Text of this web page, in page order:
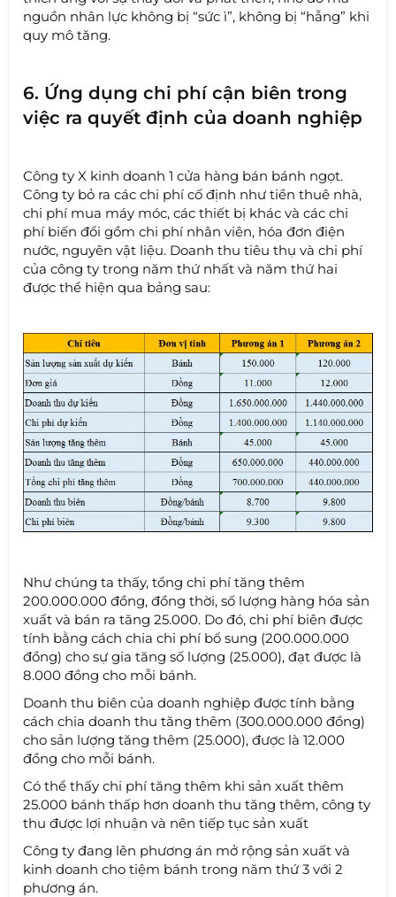
nguồn nhân lực không bị “sức ì”, không bị “hẫng” khi
quy mô tăng.
6. Ứng dụng chi phí cận biên trong
việc ra quyết định của doanh nghiệp
Công ty X kinh doanh 1 cửa hàng bán bánh ngọt.
Công ty bỏ ra các chi phí cố định như tiền thuê nhà,
chi phí mua máy móc, các thiết bị khác và các chi
phí biến đổi gồm chi phí nhân viên, hóa đơn điện
nước, nguyên vật liệu. Doanh thu tiêu thụ và chi phí
của công ty trong năm thứ nhất và năm thứ hai
được thể hiện qua bảng sau:
Như chúng ta thấy, tổng chi phí tăng thêm
200.000.000 đồng, đồng thời, số lượng hàng hóa sản
xuất và bán ra tăng 25.000. Do đó, chi phí biên được
tính bằng cách chia chi phí bổ sung (200.000.000
đồng) cho sự gia tăng số lượng (25.000), đạt được là
8.000 đồng cho mỗi bánh.
Doanh thu biên của doanh nghiệp được tính bằng
cách chia doanh thu tăng thêm (300.000.000 đồng)
cho sản lượng tăng thêm (25.000), được là 12.000
đồng cho mỗi bánh.
Có thể thấy chi phí tăng thêm khi sản xuất thêm
25.000 bánh thấp hơn doanh thu tăng thêm, công ty
thu được lợi nhuận và nên tiếp tục sản xuất
Công ty đang lên phương án mở rộng sản xuất và
kinh doanh cho tiệm bánh trong năm thứ 3 với 2
phương án.